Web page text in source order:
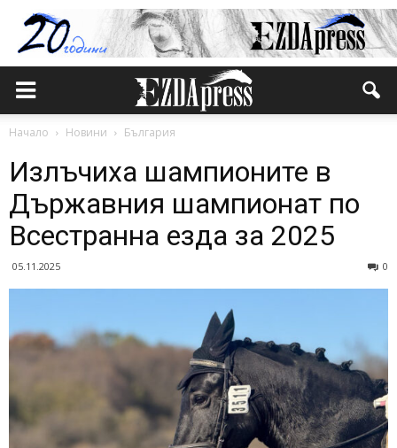
Начало Новини България
Излъчиха шампионите в
Държавния шампионат по
Всестранна езда за 2025
05.11.2025 0